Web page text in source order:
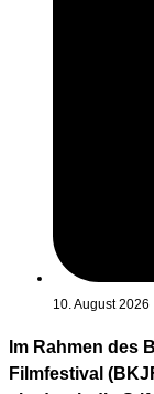
10. August 2026
Im Rahmen des
Filmfestival